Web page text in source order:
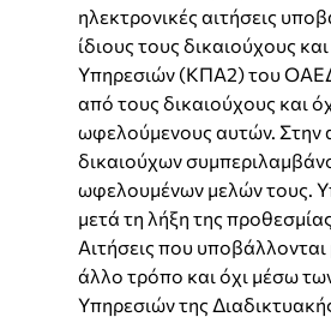
ηλεκτρονικές αιτήσεις
ίδιους τους δικαιούχους
Υπηρεσιών (ΚΠΑ2) του
από τους δικαιούχους και
ωφελούμενους αυτών. Στην
δικαιούχων
ωφελουμένων μελών τους.
μετά τη λήξη της
Αιτήσεις που
άλλο τρόπο και όχι μέσω
Υπηρεσιών της